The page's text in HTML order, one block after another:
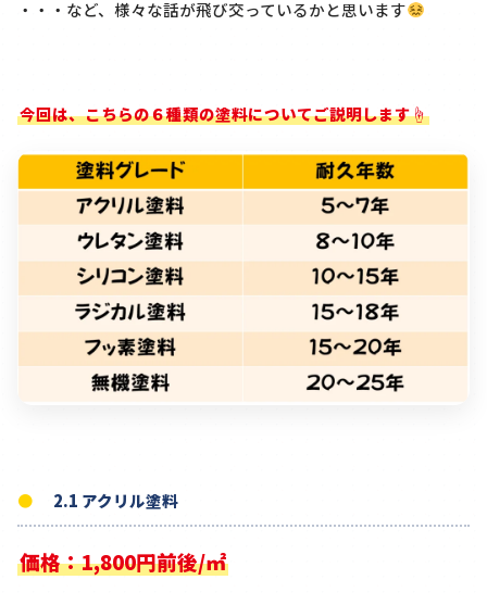
・・・など、様々な話が飛び交っているかと思います
今回は、こちらの６種類の塗料についてご説明します☝
2.1 アクリル塗料
価格：1,800円前後/㎡